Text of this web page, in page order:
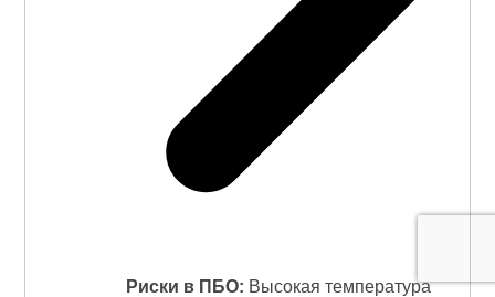
Риски в ПБО: Высокая температура